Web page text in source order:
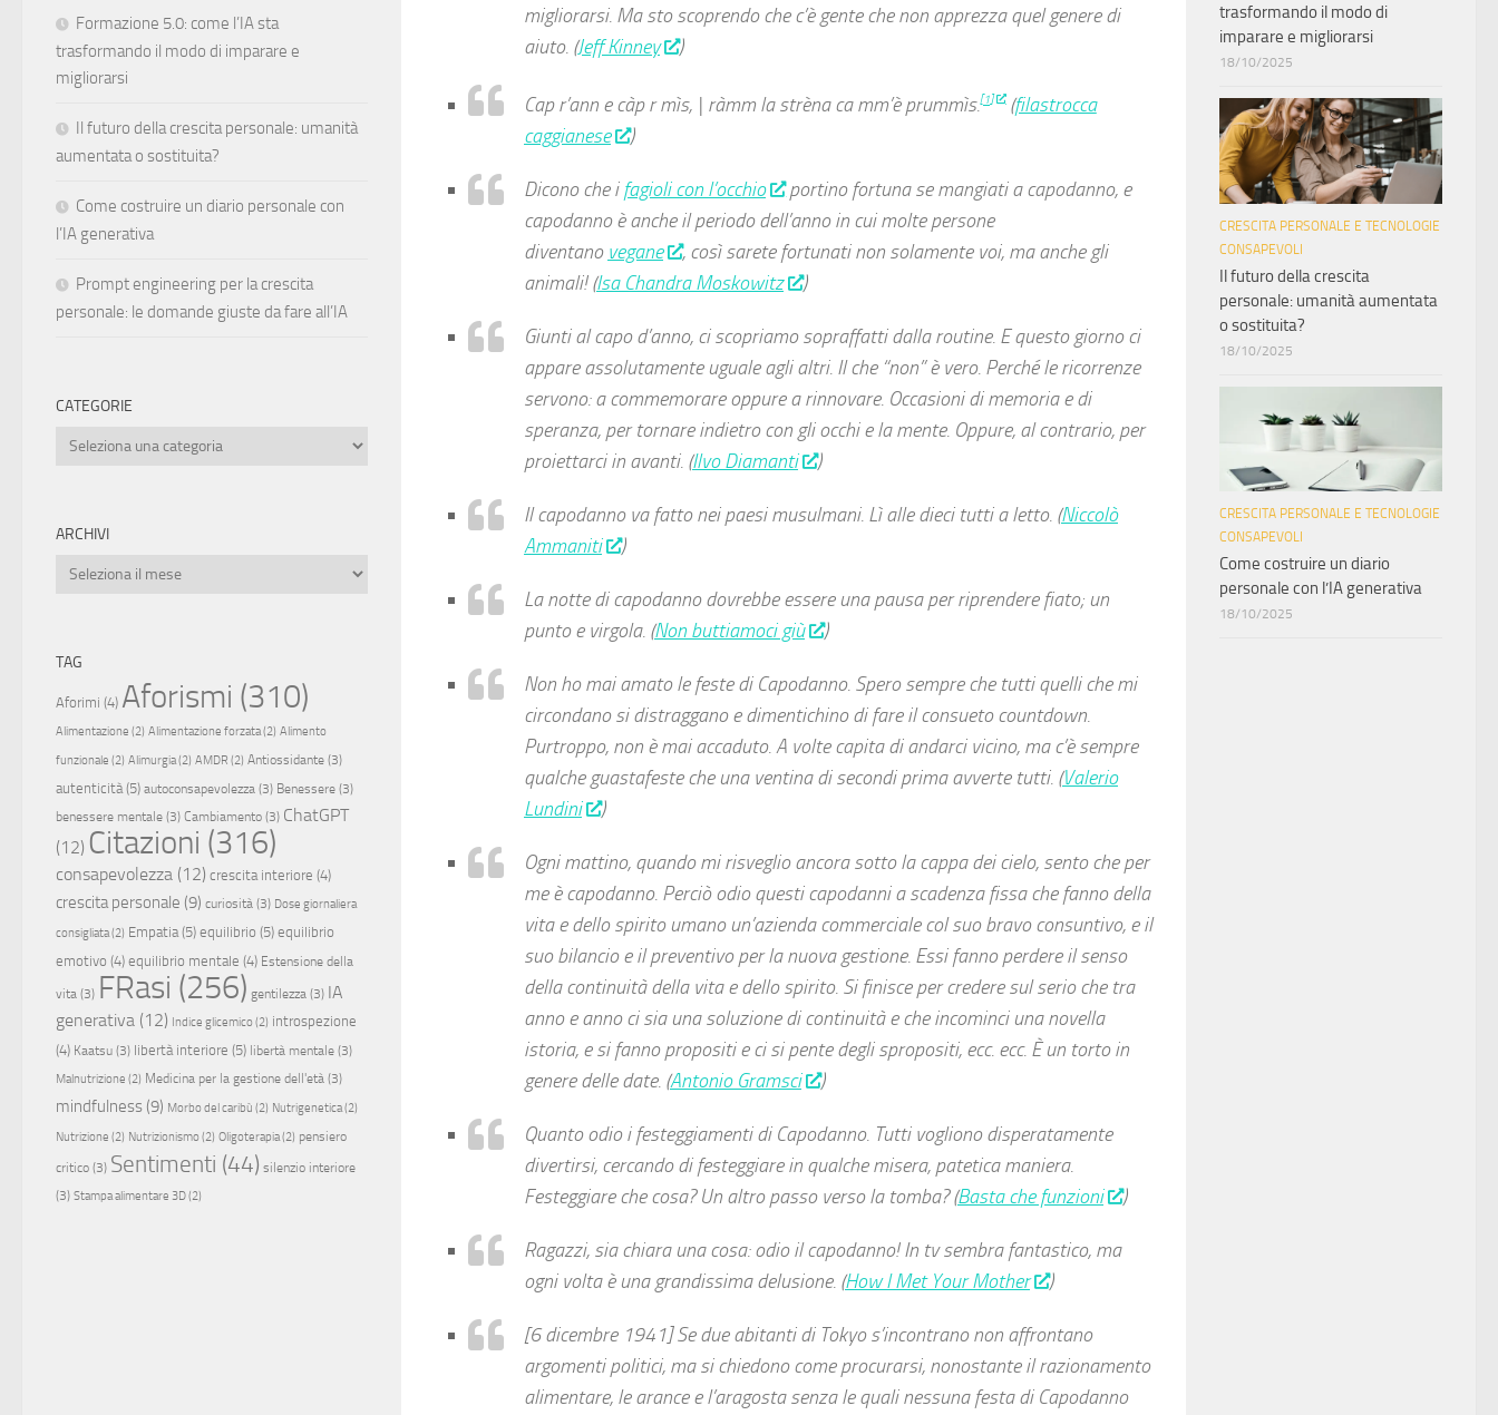
migliorarsi. Ma sto scoprendo che c’è gente che non apprezza quel genere di
aiuto. (Jeff Kinney )
Cap r’ann e càp r mìs, | ràmm la strèna ca mm’è prummìs.[1] (filastrocca
caggianese
)
Dicono che ifagioli con l’occhio
portino fortuna se mangiati a capodanno, e
capodanno è anche il periodo dell’anno in cui molte persone
diventano vegane
, così sarete fortunati non solamente voi, ma anche gli
animali! (Isa Chandra Moskowitz )
Giunti al capo d’anno, ci scopriamo sopraffatti dalla routine. E questo giorno ci
appare assolutamente uguale agli altri. Il che “non” è vero. Perché le ricorrenze
servono: a commemorare oppure a rinnovare. Occasioni di memoria e di
speranza, per tornare indietro con gli occhi e la mente. Oppure, al contrario, per
proiettarci in avanti. (Ilvo Diamanti )
Il capodanno va fatto nei paesi musulmani. Lì alle dieci tutti a letto. (Niccolò
Ammaniti
)
La notte di capodanno dovrebbe essere una pausa per riprendere fiato; un
punto e virgola. (Non buttiamoci giù )
Non ho mai amato le feste di Capodanno. Spero sempre che tutti quelli che mi
circondano si distraggano e dimentichino di fare il consueto countdown.
Purtroppo, non è mai accaduto. A volte capita di andarci vicino, ma c’è sempre
qualche guastafeste che una ventina di secondi prima avverte tutti. (Valerio
Lundini
)
Ogni mattino, quando mi risveglio ancora sotto la cappa dei cielo, sento che per
me è capodanno. Perciò odio questi capodanni a scadenza fissa che fanno della
vita e dello spirito umano un’azienda commerciale col suo bravo consuntivo, e il
suo bilancio e il preventivo per la nuova gestione. Essi fanno perdere il senso
della continuità della vita e dello spirito. Si finisce per credere sul serio che tra
anno e anno ci sia una soluzione di continuità e che incominci una novella
istoria, e si fanno propositi e ci si pente degli spropositi, ecc. ecc. È un torto in
genere delle date. (Antonio Gramsci )
Quanto odio i festeggiamenti di Capodanno. Tutti vogliono disperatamente
divertirsi, cercando di festeggiare in qualche misera, patetica maniera.
Festeggiare che cosa? Un altro passo verso la tomba? (Basta che funzioni )
Ragazzi, sia chiara una cosa: odio il capodanno! In tv sembra fantastico, ma
ogni volta è una grandissima delusione. (How I Met Your Mother )
[6 dicembre 1941]Se due abitanti di Tokyo s’incontrano non affrontano
argomenti politici, ma si chiedono come procurarsi, nonostante il razionamento
alimentare, le arance e l’aragosta senza le quali nessuna festa di Capodanno
Formazione 5.0: come l’IA sta
trasformando il modo di imparare e
migliorarsi
Il futuro della crescita personale: umanità
aumentata o sostituita?
Come costruire un diario personale con
l’IA generativa
Prompt engineering per la crescita
personale: le domande giuste da fare all’IA
CATEGORIE
Categorie
ARCHIVI
Archivi
TAG
Aforimi (4) Aforismi (310)
Alimentazione (2) Alimentazione forzata(2) Alimento
funzionale (2) Alimurgia(2) AMDR (2) Antiossidante (3)
autenticità (5) autoconsapevolezza (3) Benessere (3)
benessere mentale (3) Cambiamento (3) ChatGPT
(12) Citazioni (316)
consapevolezza (12) crescita interiore (4)
crescita personale (9) curiosità (3) Dose giornaliera
consigliata(2) Empatia (5) equilibrio (5) equilibrio
emotivo (4) equilibrio mentale (4) Estensione della
vita (3) FRasi (256) gentilezza (3) IA
generativa (12) Indice glicemico (2) introspezione
(4) Kaatsu (3) libertà interiore (5) libertà mentale (3)
Malnutrizione (2) Medicina per la gestione dell'età (3)
mindfulness (9) Morbo del caribù (2) Nutrigenetica(2)
Nutrizione (2) Nutrizionismo (2) Oligoterapia(2) pensiero
critico (3) Sentimenti (44) silenzio interiore
(3) Stampa alimentare 3D(2)
trasformando il modo di
imparare e migliorarsi
18/10/2025
CRESCITA PERSONALE E TECNOLOGIE
CONSAPEVOLI
Il futuro della crescita
personale: umanità aumentata
o sostituita?
18/10/2025
CRESCITA PERSONALE E TECNOLOGIE
CONSAPEVOLI
Come costruire un diario
personale con l’IA generativa
18/10/2025